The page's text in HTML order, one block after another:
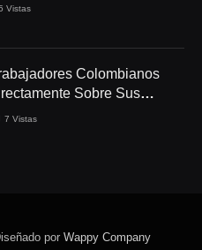
Vistas
Colombianos
Sobre Sus
7 Vistas
por Wappy Company